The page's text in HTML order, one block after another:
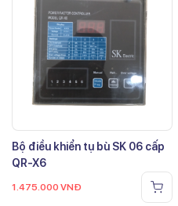
Bộ điều khiển tụ bù SK 06 cấp
QR-X6
1.475.000 VNĐ